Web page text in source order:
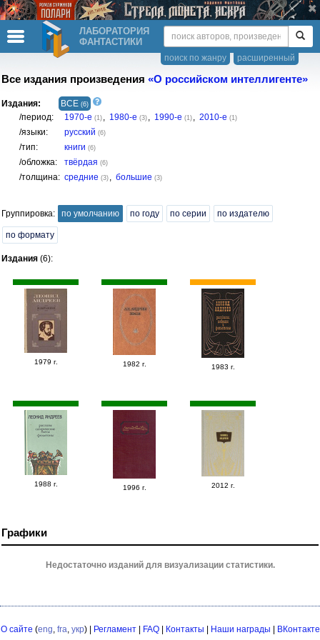
ЛАБОРАТОРИЯ
ФАНТАСТИКИ
расширенный
поиск по жанру
Все издания произведения «О российском интеллигенте»
Издания: ВСЕ (6)
/период: 1970-е (1) , 1980-е (3) , 1990-е (1) , 2010-е (1)
/языки: русский (6)
/тип: книги (6)
/обложка: твёрдая (6)
/толщина: средние (3) , большие (3)
Группировка: по умолчанию по году по серии по издателю
по формату
Издания (6):
1979 г. 1982 г. 1983 г.
1988 г. 1996 г. 2012 г.
Графики
Недостаточно изданий для визуализации статистики.
О сайте (eng, fra, укр) | Регламент| FAQ| Контакты Наши награды ВКонтакте